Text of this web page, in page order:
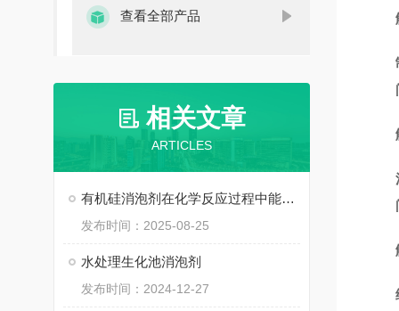
查看全部产品
相关文章
ARTICLES
有机硅消泡剂在化学反应过程中能够快速发挥作用
发布时间：2025-08-25
水处理生化池消泡剂
发布时间：2024-12-27